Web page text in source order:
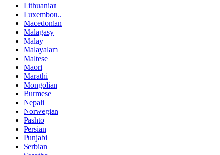
Lithuanian
Luxembou..
Macedonian
Malagasy
Malay
Malayalam
Maltese
Maori
Marathi
Mongolian
Burmese
Nepali
Norwegian
Pashto
Persian
Punjabi
Serbian